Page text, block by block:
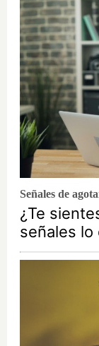
Señales de
¿Te
señales lo